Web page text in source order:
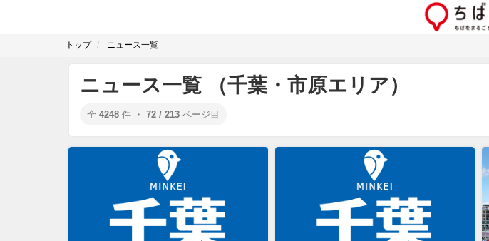
トップ ニュース一覧
ニュース一覧 （千葉・市原エリア）
全 4248 件 ・ 72 / 213 ページ目